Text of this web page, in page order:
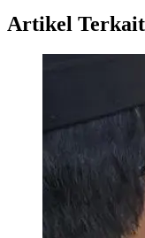
Artikel Terkait